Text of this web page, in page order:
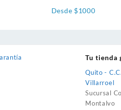
Desde $1000
Tu tienda
Quito -
Villarroel
Sucursal
Montalvo